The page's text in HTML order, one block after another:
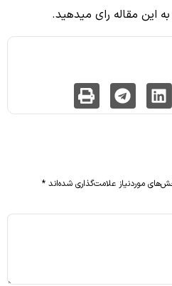
این مقاله رای میدهید.
موردنیاز علامت‌گذاری شده‌اند *